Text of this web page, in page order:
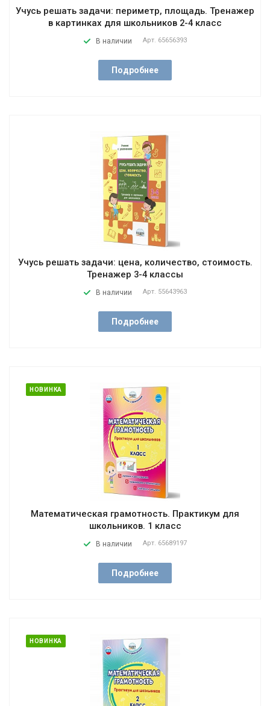
Учусь решать задачи: периметр, площадь. Тренажер
в картинках для школьников 2-4 класс
В наличии Арт. 65656393
Подробнее
Учусь решать задачи: цена, количество, стоимость.
Тренажер 3-4 классы
В наличии Арт. 55643963
Подробнее
НОВИНКА
Математическая грамотность. Практикум для
школьников. 1 класс
В наличии Арт. 65689197
Подробнее
НОВИНКА